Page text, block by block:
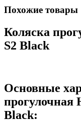
Похожие товары
Коляска
S2 Black
Основные
прогулочная
Black: